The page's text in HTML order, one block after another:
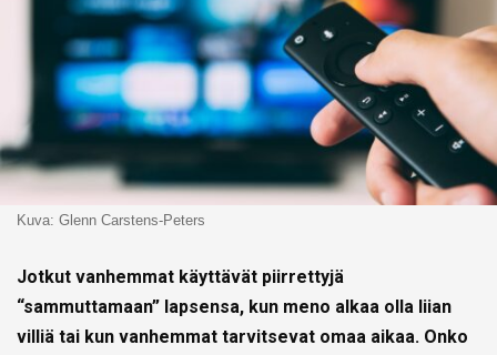
Kuva: Glenn Carstens-Peters
Jotkut vanhemmat käyttävät piirrettyjä
“sammuttamaan” lapsensa, kun meno alkaa olla liian
villiä tai kun vanhemmat tarvitsevat omaa aikaa. Onko